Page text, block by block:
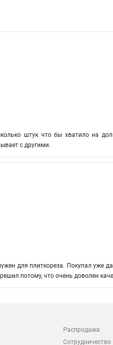
штук что бы хватило на
с другими.
для плиткореза. Покупал уже
потому, что очень доволен
Распродажа
Сотрудничество